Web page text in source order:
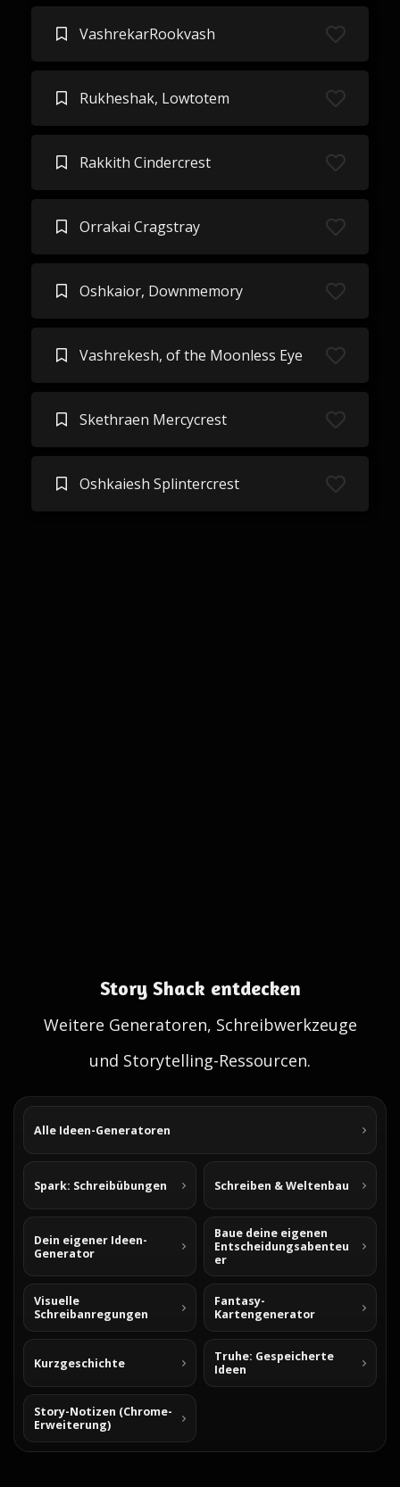
VashrekarRookvash
Rukheshak, Lowtotem
Rakkith Cindercrest
Orrakai Cragstray
Oshkaior, Downmemory
Vashrekesh, of the Moonless Eye
Skethraen Mercycrest
Oshkaiesh Splintercrest
Story Shack entdecken
Weitere Generatoren, Schreibwerkzeuge
und Storytelling-Ressourcen.
Alle Ideen-Generatoren
Spark: Schreibübungen Schreiben & Weltenbau
Dein eigener Ideen-
Generator
Baue deine eigenen
Entscheidungsabenteu
er
Visuelle
Schreibanregungen
Fantasy-
Kartengenerator
Kurzgeschichte
Truhe: Gespeicherte
Ideen
Story-Notizen (Chrome-
Erweiterung)